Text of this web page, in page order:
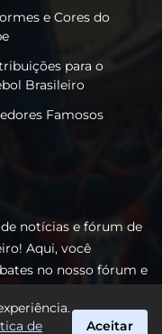
e Cores do
para o
Brasileiro
Famosos
notícias e fórum de
Aqui, você
no nosso fórum e
vibrante da
de Aceitar